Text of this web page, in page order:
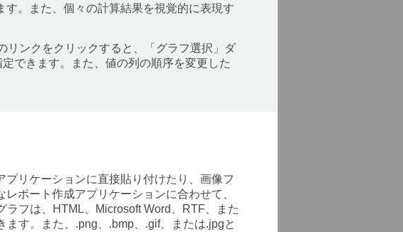
。また、個々の計算結果を視覚的に表現す
リンクをクリックすると、「グラフ選択」ダ
できます。また、値の列の順序を変更した
リケーションに直接貼り付けたり、画像フ
ポート作成アプリケーションに合わせて、
フは、HTML、Microsoft Word、RTF、また
す。また、.png、.bmp、.gif、または.jpgと